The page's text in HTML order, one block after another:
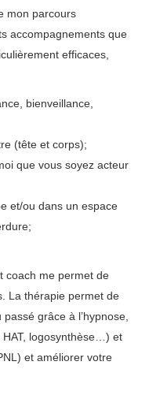
mon parcours
accompagnements que
efficaces,
bienveillance,
(tête et corps);
que vous soyez acteur
et/ou dans un espace
coach me permet de
La thérapie permet de
grâce à l’hypnose,
HAT, logosynthèse…) et
et améliorer votre